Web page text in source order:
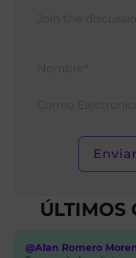
ÚLTIMOS
@Alan Romero